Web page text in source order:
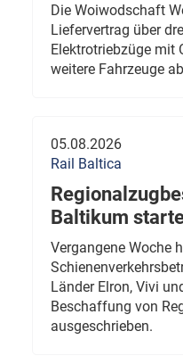
Die Woiwodschaft
Liefervertrag über
Elektrotriebzüge
weitere Fahrzeuge
05.08.2026
Rail Baltica
Baltikum
Vergangene Woche
Länder Elron, Vivi
Beschaffung von
ausgeschrieben.